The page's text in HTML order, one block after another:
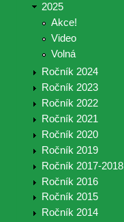
2025
Akce!
Video
Volná
Ročník 2024
Ročník 2023
Ročník 2022
Ročník 2021
Ročník 2020
Ročník 2019
Ročník 2017-2018
Ročník 2016
Ročník 2015
Ročník 2014